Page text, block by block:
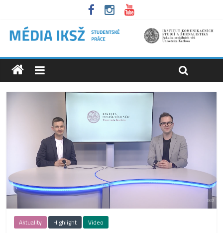
Aktuality Highlight Video